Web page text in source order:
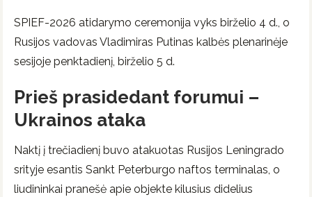
SPIEF-2026 atidarymo ceremonija vyks birželio 4 d., o
Rusijos vadovas Vladimiras Putinas kalbės plenarinėje
sesijoje penktadienį, birželio 5 d.
Prieš prasidedant forumui –
Ukrainos ataka
Naktį į trečiadienį buvo atakuotas Rusijos Leningrado
srityje esantis Sankt Peterburgo naftos terminalas, o
liudininkai pranešė apie objekte kilusius didelius